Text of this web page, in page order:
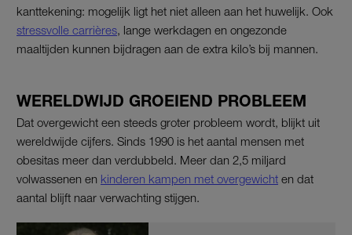
kanttekening: mogelijk ligt het niet alleen aan het huwelijk. Ook
stressvolle carrières , lange werkdagen en ongezonde
maaltijden kunnen bijdragen aan de extra kilo’s bij mannen.
WERELDWIJD GROEIEND PROBLEEM
Dat overgewicht een steeds groter probleem wordt, blijkt uit
wereldwijde cijfers. Sinds 1990 is het aantal mensen met
obesitas meer dan verdubbeld. Meer dan 2,5 miljard
volwassenen en kinderen kampen met overgewicht en dat
aantal blijft naar verwachting stijgen.